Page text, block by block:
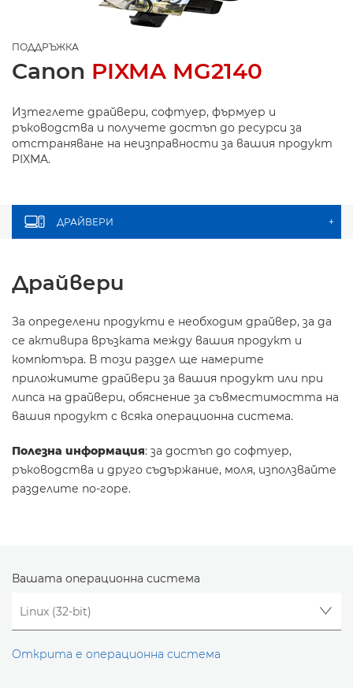
ПОДДРЪЖКА
Canon PIXMA MG2140
Изтеглете драйвери, софтуер, фърмуер и
ръководства и получете достъп до ресурси за
отстраняване на неизправности за вашия продукт
PIXMA.
ДРАЙВЕРИ +
Драйвери
За определени продукти е необходим драйвер, за да
се активира връзката между вашия продукт и
компютъра. В този раздел ще намерите
приложимите драйвери за вашия продукт или при
липса на драйвери, обяснение за съвместимостта на
вашия продукт с всяка операционна система.
Полезна информация: за достъп до софтуер,
ръководства и друго съдържание, моля, използвайте
разделите по-горе.
Вашата операционна система
Открита е операционна система